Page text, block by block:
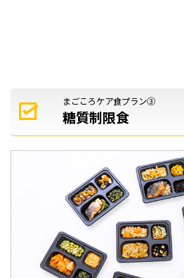
まごころケア食プラン③
糖質制限食